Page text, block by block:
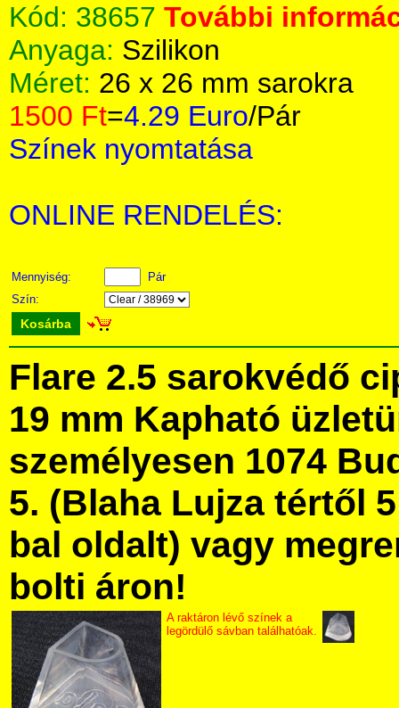
Kód: 38657 További
Anyaga: Szilikon
Méret: 26 x 26 mm sarokra
1500 Ft=4.29 Euro/Pár
Színek nyomtatása
ONLINE RENDELÉS:
Mennyiség:
Pár
Szín:
Kosárba
Flare 2.5 sarokvédő
19 mm Kapható
személyesen 1074
5. (Blaha Lujza tértől
bal oldalt) vagy
bolti áron!
A raktáron lévő színek a
legördülő sávban találhatóak.